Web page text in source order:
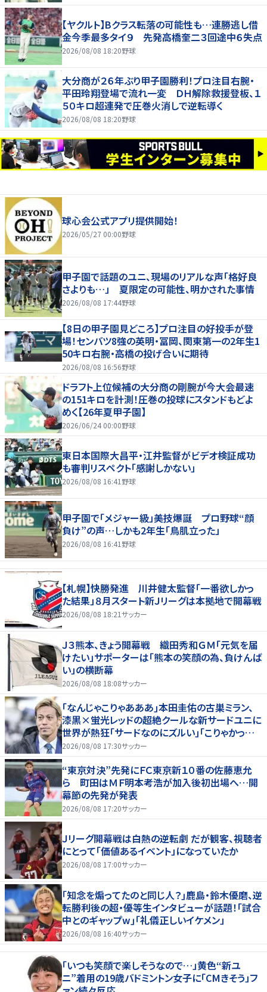
【ヤクルト】Bクラス転落の可能性も…連勝逃し借
金今季最多タイ９ 先発高橋奎二３回途中６失点
2026/08/08 18:20野球
大分商が２６年ぶり甲子園勝利！プロ注目右腕・
平田玲翔登場で流れ一変 ＤＨ解除救援登板、１
５０キロ超連発で圧巻火消しで逆転導く
2026/08/08 18:20野球
球心会公式アプリ提供開始！
2026/05/27 00:00野球
甲子園で話題のユニ、現場のリアルな声「格好良
さよりも…」 夏限定の可能性、明かされた事情
2026/08/08 17:44野球
【8日の甲子園見どころ】プロ注目の好投手が登
場！センバツ8強の英明・冨岡、関東第一の2年生1
50キロ右腕・高橋の投げ合いに期待
2026/08/08 16:56野球
ドラフト上位候補の大分商の剛腕が今大会最速
の151キロを計測！圧巻の投球にスタンドもどよ
めく【26年夏甲子園】
2026/06/24 00:00野球
東日本国際大昌平・江井監督がビデオ検証成功
も審判リスペクト「感謝しかない」
2026/08/08 16:41 野球
甲子園で「メジャー級」美技爆誕 プロ野球“顔
負け”の声…しかも2年生「鳥肌立った」
2026/08/08 16:41 野球
【札幌】快勝発進 川井健太監督「一番欲しかっ
た結果」８月スタート新Ｊリーグは本拠地で開幕戦
2026/08/08 18:21サッカー
Ｊ３熊本、きょう開幕戦 織田秀和ＧＭ「元気を届
けたい」サポーターは「熊本の笑顔の為、負けんば
い」の横断幕
2026/08/08 18:08サッカー
｢なんじゃこりゃあああ｣本田圭佑の古巣ミラン、
漆黒×蛍光レッドの超絶クールな新サードユニに
世界が熱狂｢サードなのにズルい｣｢こりゃかっけ
えわ｣
2026/08/08 17:30サッカー
“東京対決”先発にＦＣ東京新１０番の佐藤恵允
ら 町田はＭＦ明本考浩が加入後初出場へ…開
幕節の先発が発表
2026/08/08 17:20サッカー
Ｊリーグ開幕戦は白熱の逆転劇 だが観客、視聴者
にとって「価値あるイベント」になっていたか
2026/08/08 17:00サッカー
｢知念を煽ってたのと同じ人？｣鹿島・鈴木優磨、逆
転勝利後の超・優等生インタビューが話題！｢試合
中とのギャップw｣｢礼儀正しいイケメン」
2026/08/08 16:40サッカー
「いつも笑顔で楽しそうなので…」黄色“新ユ
ニ”着用の19歳バドミントン女子に「CMきそう」フ